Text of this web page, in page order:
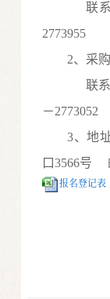
联
2773955
2、采
联
－2773052
3、地
口3566号
报名登记表